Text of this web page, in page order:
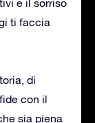
e il sorriso
ti faccia
di
con il
sia piena